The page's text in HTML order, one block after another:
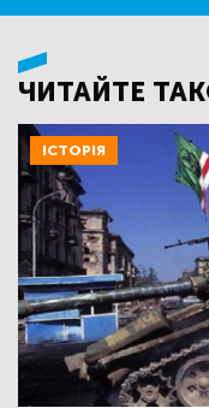
ЧИТАЙТЕ
ІСТОРІЯ